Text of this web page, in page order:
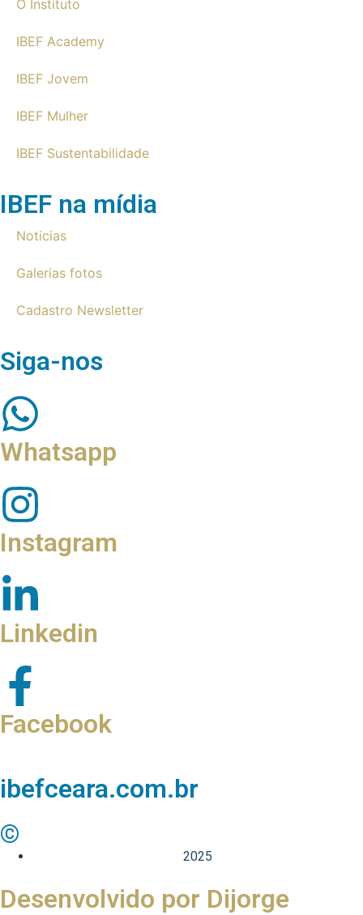
O Instituto
IBEF Academy
IBEF Jovem
IBEF Mulher
IBEF Sustentabilidade
IBEF na mídia
Noticias
Galerias fotos
Cadastro Newsletter
Siga-nos
Whatsapp
Instagram
Linkedin
Facebook
ibefceara.com.br
©
2025
Desenvolvido por Dijorge